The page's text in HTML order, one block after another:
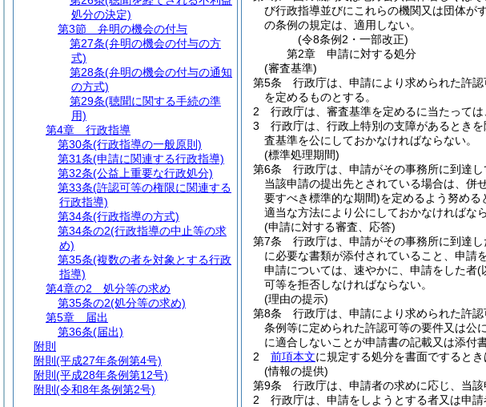
び行政指導並びにこれらの機関又は団体が
の条例の規定は、適用しない。
(令8条例2・一部改正)
第2章
申請に対する処分
(審査基準)
第5条
行政庁は、申請により求められた許
を定めるものとする。
2
行政庁は、審査基準を定めるに当たって
3
行政庁は、行政上特別の支障があるとき
査基準を公にしておかなければならない。
(標準処理期間)
第6条
行政庁は、申請がその事務所に到達
当該申請の提出先とされている場合は、併
要すべき標準的な期間)を定めるよう努め
適当な方法により公にしておかなければなら
(申請に対する審査、応答)
第7条
行政庁は、申請がその事務所に到達
に必要な書類が添付されていること、申請
申請については、速やかに、申請をした者(
可等を拒否しなければならない。
(理由の提示)
第8条
行政庁は、申請により求められた許
条例等に定められた許認可等の要件又は公
に適合しないことが申請書の記載又は添付
2
前項本文に規定する処分を書面でするとき
(情報の提供)
第9条
行政庁は、申請者の求めに応じ、当
2
行政庁は、申請をしようとする者又は申
処分の決定)
第3節
弁明の機会の付与
第27条(弁明の機会の付与の方
式)
第28条(弁明の機会の付与の通知
の方式)
第29条(聴聞に関する手続の準
用)
第4章
行政指導
第30条(行政指導の一般原則)
第31条(申請に関連する行政指導)
第32条(公益上重要な行政処分)
第33条(許認可等の権限に関連する
行政指導)
第34条(行政指導の方式)
第34条の2(行政指導の中止等の求
め)
第35条(複数の者を対象とする行政
指導)
第4章の2
処分等の求め
第35条の2(処分等の求め)
第5章
届出
第36条(届出)
附則
附則 (平成27年条例第4号)
附則 (平成28年条例第12号)
附則 (令和8年条例第2号)